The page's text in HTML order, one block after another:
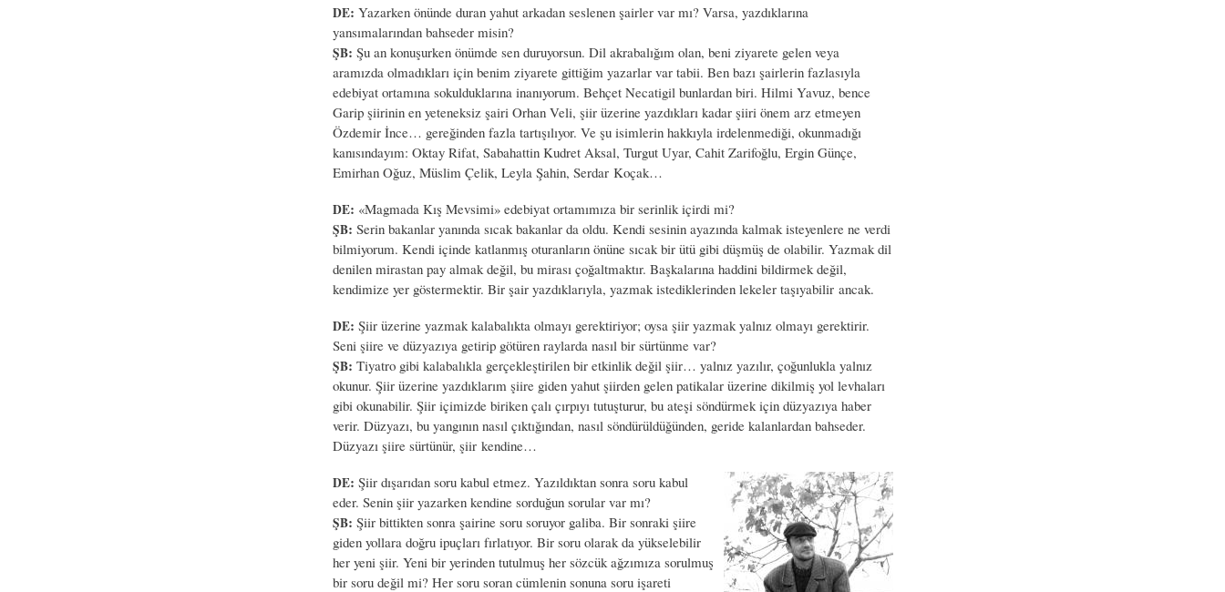
DE: Yazarken önünde duran yahut arkadan seslenen şairler var mı? Varsa, yazdıklarına
yansımalarından bahseder misin?
ŞB: Şu an konuşurken önümde sen duruyorsun. Dil akrabalığım olan, beni ziyarete gelen veya
aramızda olmadıkları için benim ziyarete gittiğim yazarlar var tabii. Ben bazı şairlerin fazlasıyla
edebiyat ortamına sokulduklarına inanıyorum. Behçet Necatigil bunlardan biri. Hilmi Yavuz, bence
Garip şiirinin en yeteneksiz şairi Orhan Veli, şiir üzerine yazdıkları kadar şiiri önem arz etmeyen
Özdemir İnce… gereğinden fazla tartışılıyor. Ve şu isimlerin hakkıyla irdelenmediği, okunmadığı
kanısındayım: Oktay Rifat, Sabahattin Kudret Aksal, Turgut Uyar, Cahit Zarifoğlu, Ergin Günçe,
Emirhan Oğuz, Müslim Çelik, Leyla Şahin, Serdar Koçak…
DE: «Magmada Kış Mevsimi» edebiyat ortamımıza bir serinlik içirdi mi?
ŞB: Serin bakanlar yanında sıcak bakanlar da oldu. Kendi sesinin ayazında kalmak isteyenlere ne verdi
bilmiyorum. Kendi içinde katlanmış oturanların önüne sıcak bir ütü gibi düşmüş de olabilir. Yazmak dil
denilen mirastan pay almak değil, bu mirası çoğaltmaktır. Başkalarına haddini bildirmek değil,
kendimize yer göstermektir. Bir şair yazdıklarıyla, yazmak istediklerinden lekeler taşıyabilir ancak.
DE: Şiir üzerine yazmak kalabalıkta olmayı gerektiriyor; oysa şiir yazmak yalnız olmayı gerektirir.
Seni şiire ve düzyazıya getirip götüren raylarda nasıl bir sürtünme var?
ŞB: Tiyatro gibi kalabalıkla gerçekleştirilen bir etkinlik değil şiir… yalnız yazılır, çoğunlukla yalnız
okunur. Şiir üzerine yazdıklarım şiire giden yahut şiirden gelen patikalar üzerine dikilmiş yol levhaları
gibi okunabilir. Şiir içimizde biriken çalı çırpıyı tutuşturur, bu ateşi söndürmek için düzyazıya haber
verir. Düzyazı, bu yangının nasıl çıktığından, nasıl söndürüldüğünden, geride kalanlardan bahseder.
Düzyazı şiire sürtünür, şiir kendine…
DE: Şiir dışarıdan soru kabul etmez. Yazıldıktan sonra soru kabul
eder. Senin şiir yazarken kendine sorduğun sorular var mı?
ŞB: Şiir bittikten sonra şairine soru soruyor galiba. Bir sonraki şiire
giden yollara doğru ipuçları fırlatıyor. Bir soru olarak da yükselebilir
her yeni şiir. Yeni bir yerinden tutulmuş her sözcük ağzımıza sorulmuş
bir soru değil mi? Her soru soran cümlenin sonuna soru işareti